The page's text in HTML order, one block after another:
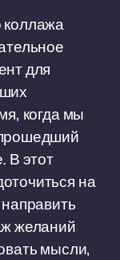
коллажа
для
когда мы
В этот
на
желаний
мысли,